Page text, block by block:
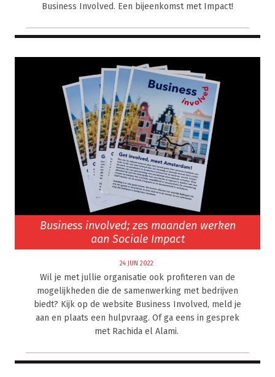
Business Involved. Een bijeenkomst met Impact!
Business involved; zes maanden werken
aan Sociale Impact
24 JUN 2022
Wil je met jullie organisatie ook profiteren van de
mogelijkheden die de samenwerking met bedrijven
biedt? Kijk op de website Business Involved, meld je
aan en plaats een hulpvraag. Of ga eens in gesprek
met Rachida el Alami.